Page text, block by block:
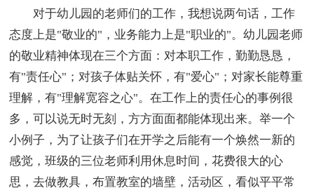
对于幼儿园的老师们的工作，我想说两句话，工作
态度上是"敬业的"，业务能力上是"职业的"。幼儿园老师
的敬业精神体现在三个方面：对本职工作，勤勤恳恳，
有"责任心"；对孩子体贴关怀，有"爱心"；对家长能尊重
理解，有"理解宽容之心"。在工作上的责任心的事例很
多，可以说无时无刻，方方面面都能体现出来。举一个
小例子，为了让孩子们在开学之后能有一个焕然一新的
感觉，班级的三位老师利用休息时间，花费很大的心
思，去做教具，布置教室的墙壁，活动区，看似平平常